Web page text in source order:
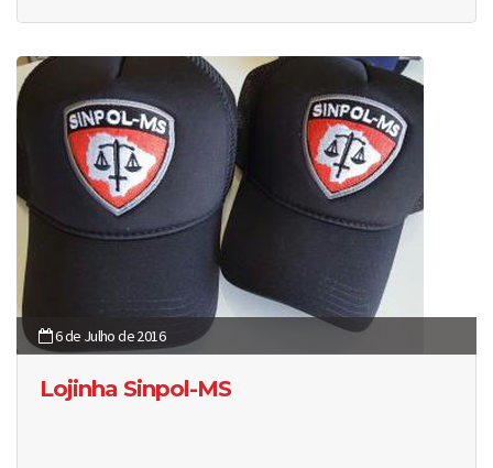
6 de Julho de 2016
Lojinha Sinpol-MS